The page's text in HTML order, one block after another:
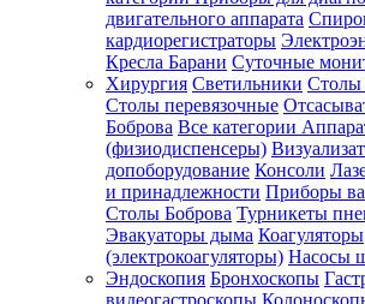
двигательного аппарата
кардиорегистраторы
Кресла Барани Суточные
Хирургия Светильники Столы
Столы перевязочные
Боброва Все категории
(физиодиспенсеры)
допоборудование Консоли
и принадлежности Приборы
Столы Боброва Турникеты
Эвакуаторы дыма Коагуляторы
(электрокоагуляторы) Насосы
Эндоскопия Бронхоскопы
видеогастроскопы